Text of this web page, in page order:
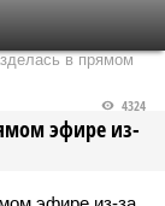
в прямом
эфире из-
4324